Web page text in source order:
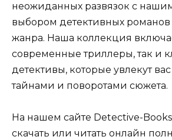
неожиданных развязок с
выбором детективных романов
жанра. Наша коллекция
современные триллеры, так и
детективы, которые увлекут
тайнами и поворотами сюжета.
На нашем сайте Detective-
скачать или читать онлайн